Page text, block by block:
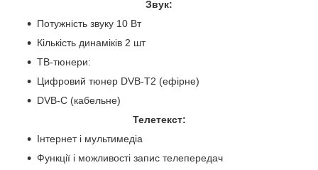
Звук:
Потужність звуку 10 Вт
Кількість динаміків 2 шт
ТВ-тюнери:
Цифровий тюнер DVB-T2 (ефірне)
DVB-C (кабельне)
Телетекст:
Інтернет і мультимедіа
Функції і можливості запис телепередач